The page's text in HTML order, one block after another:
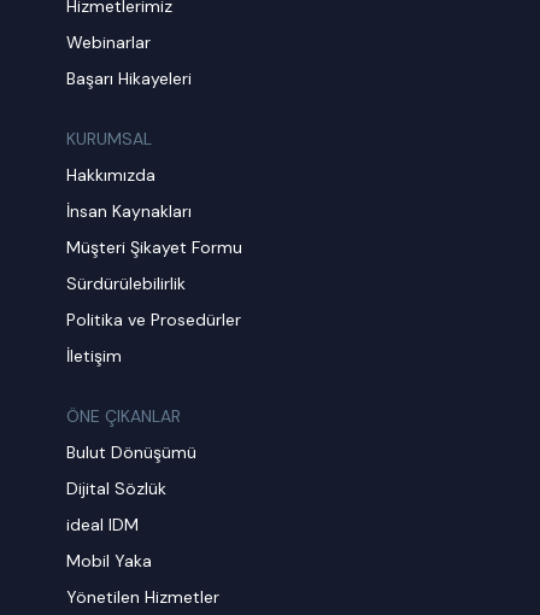
Hizmetlerimiz
Webinarlar
Başarı Hikayeleri
KURUMSAL
Hakkımızda
İnsan Kaynakları
Müşteri Şikayet Formu
Sürdürülebilirlik
Politika ve Prosedürler
İletişim
ÖNE ÇIKANLAR
Bulut Dönüşümü
Dijital Sözlük
ideal IDM
Mobil Yaka
Yönetilen Hizmetler